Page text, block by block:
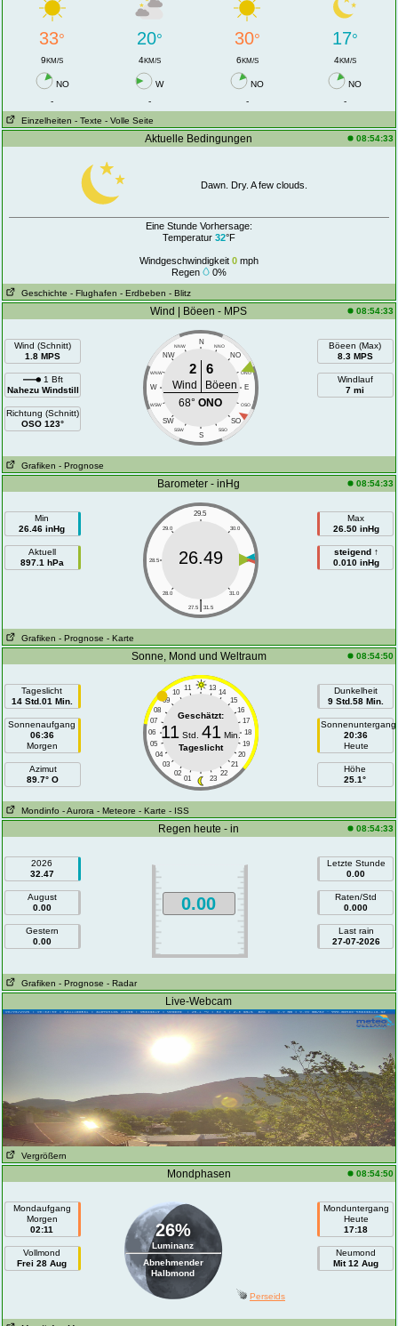
33° 20° 30° 17°
9KM/S 4KM/S 6KM/S 4KM/S
NO W NO
NO
-
- -
-
Einzelheiten - Texte - Volle Seite
Aktuelle Bedingungen 08:54:33
Dawn. Dry. A few clouds.
Eine Stunde Vorhersage:
Temperatur 32°F
Windgeschwindigkeit 0mph
Regen
0%
Geschichte - Flughafen - Erdbeben - Blitz
Wind | Böeen - MPS 08:54:33
Wind (Schnitt)
1.8 MPS
1 Bft
Nahezu Windstill
Richtung (Schnitt)
OSO 123°
N
NNW NNO
NW NO
WNW ONO
W E
WSW OSO
SW SO
SSW SSO
S
2 6
Wind
Böeen
68°ONO
Böeen (Max)
8.3 MPS
Windlauf
7 mi
Grafiken - Prognose
Barometer - inHg 08:54:33
Min
26.46 inHg
Aktuell
897.1 hPa
29.5
29.0 30.0
28.5 30.5
28.0 31.0
|
27.5 31.5
26.49
Max
26.50 inHg
steigend ↑
0.010 inHg
Grafiken - Prognose - Karte
Sonne, Mond und Weltraum 08:54:50
Tageslicht
14 Std.01 Min.
Sonnenaufgang
06:36
Morgen
Azimut
89.7° O
11 13
10
14
09
15
08
16
07
17
06
18
05
19
04
20
03
21
02
22
01 23
Geschätzt:
11 Std. 41 Min.
Tageslicht
Dunkelheit
9 Std.58 Min.
Sonnenuntergang
20:36
Heute
Höhe
25.1°
Mondinfo - Aurora - Meteore - Karte - ISS
Regen heute - in 08:54:33
2026
32.47
August
0.00
Gestern
0.00
0.00
Letzte Stunde
0.00
Raten/Std
0.000
Last rain
27-07-2026
Grafiken - Prognose - Radar
Live-Webcam
Vergrößern
Mondphasen 08:54:50
Mondaufgang
Morgen
02:11
Vollmond
Frei 28 Aug
26%
Luminanz
Abnehmender
Halbmond
Monduntergang
Heute
17:18
Neumond
Mit 12 Aug
Perseids